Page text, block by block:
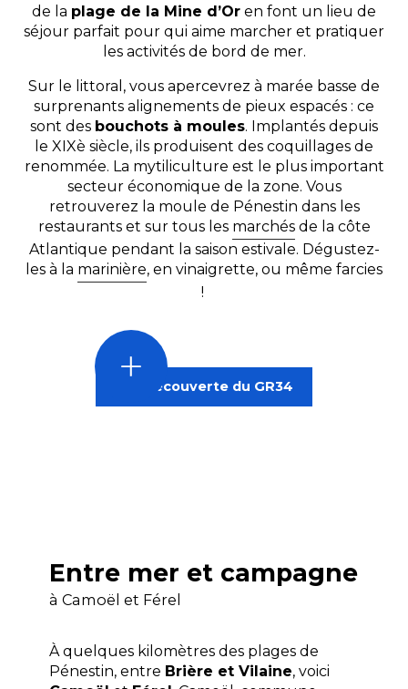
de la plage de la Mine d’Or en font un lieu de
séjour parfait pour qui aime marcher et pratiquer
les activités de bord de mer.
Sur le littoral, vous apercevrez à marée basse de
surprenants alignements de pieux espacés : ce
sont des bouchots à moules. Implantés depuis
le XIXè siècle, ils produisent des coquillages de
renommée. La mytiliculture est le plus important
secteur économique de la zone. Vous
retrouverez la moule de Pénestin dans les
restaurants et sur tous les marchésde la côte
Atlantique pendant la saison estivale. Dégustez-
les à la marinière, en vinaigrette, ou même farcies
!
À
Pénestin,
belle
côte,
pointe
du
À la découverte du GR34
Entre mer et campagne
à Camoël et Férel
À quelques kilomètres des plages de
Pénestin, entre Brière et Vilaine, voici